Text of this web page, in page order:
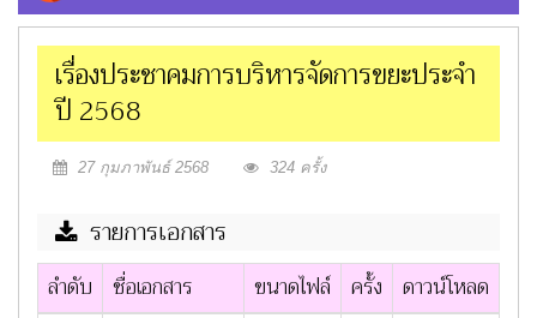
เรื่องประชาคมการบริหารจัดการขยะประจำ
ปี 2568
27 กุมภาพันธ์ 2568 324 ครั้ง
รายการเอกสาร
ลำดับ ชื่อเอกสาร ขนาดไฟล์ ครั้ง ดาวน์โหลด